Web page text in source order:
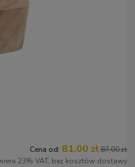
Cena od: 81,00 zł87,00 zł
23% VAT, bez kosztów dostawy